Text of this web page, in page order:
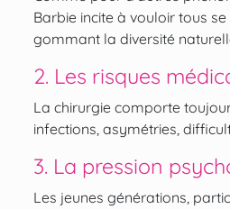
Barbie incite à vouloir tous
gommant la diversité
2. Les risques
La chirurgie comporte
infections, asymétries,
3. La pression
Les jeunes générations,